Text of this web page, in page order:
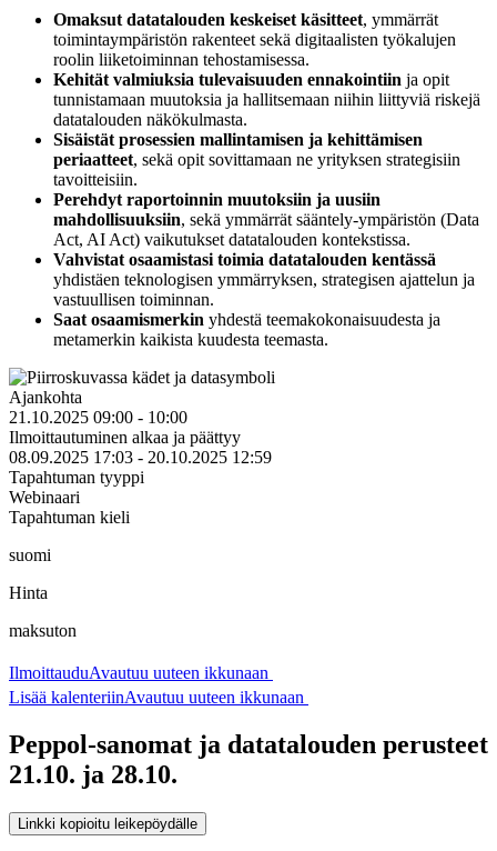
Omaksut datatalouden keskeiset käsitteet, ymmärrät
toimintaympäristön rakenteet sekä digitaalisten työkalujen
roolin liiketoiminnan tehostamisessa.
Kehität valmiuksia tulevaisuuden ennakointiin ja opit
tunnistamaan muutoksia ja hallitsemaan niihin liittyviä riskejä
datatalouden näkökulmasta.
Sisäistät prosessien mallintamisen ja kehittämisen
periaatteet, sekä opit sovittamaan ne yrityksen strategisiin
tavoitteisiin.
Perehdyt raportoinnin muutoksiin ja uusiin
mahdollisuuksiin, sekä ymmärrät sääntely-ympäristön (Data
Act, AI Act) vaikutukset datatalouden kontekstissa.
Vahvistat osaamistasi toimia datatalouden kentässä
yhdistäen teknologisen ymmärryksen, strategisen ajattelun ja
vastuullisen toiminnan.
Saat osaamismerkin yhdestä teemakokonaisuudesta ja
metamerkin kaikista kuudesta teemasta.
Ajankohta
21.10.2025 09:00 - 10:00
Ilmoittautuminen alkaa ja päättyy
08.09.2025 17:03 - 20.10.2025 12:59
Tapahtuman tyyppi
Webinaari
Tapahtuman kieli
suomi
Hinta
maksuton
IlmoittauduAvautuu uuteen ikkunaan
Lisää kalenteriinAvautuu uuteen ikkunaan
Peppol-sanomat ja datatalouden perusteet
21.10. ja 28.10.
Linkki kopioitu leikepöydälle